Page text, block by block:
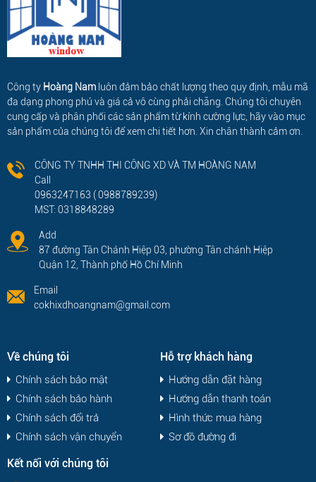
Công ty Hoàng Nam luôn đảm bảo chất lượng theo quy định, mẫu mã
đa dạng phong phú và giá cả vô cùng phải chăng. Chúng tôi chuyên
cung cấp và phân phối các sản phẩm từ kính cường lực, hãy vào mục
sản phẩm của chúng tôi để xem chi tiết hơn. Xin chân thành cảm ơn.
CÔNG TY TNHH THI CÔNG XD VÀ TM HOÀNG NAM
Call
0963247163 ( 0988789239)
MST: 0318848289
Add
87 đường Tân Chánh Hiệp 03, phường Tân chánh Hiệp
Quận 12, Thành phố Hồ Chí Minh
Email
cokhixdhoangnam@gmail.com
Về chúng tôi
Chính sách bảo mật
Chính sách bảo hành
Chính sách đổi trả
Chính sách vận chuyển
Hỗ trợ khách hàng
Hướng dẫn đặt hàng
Hướng dẫn thanh toán
Hình thức mua hàng
Sơ đồ đường đi
Kết nối với chúng tôi